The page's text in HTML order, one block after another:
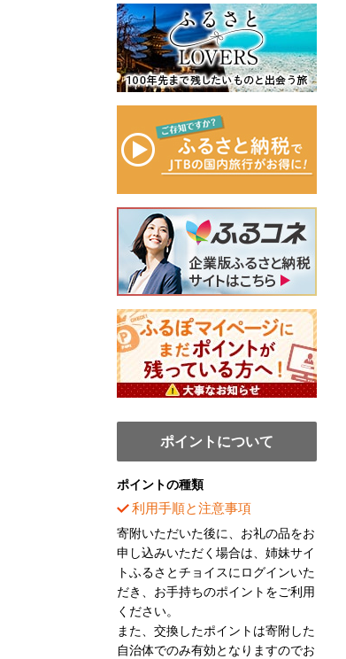
ポイントについて
ポイントの種類
利用手順と注意事項
寄附いただいた後に、お礼の品をお
申し込みいただく場合は、姉妹サイ
トふるさとチョイスにログインいた
だき、お手持ちのポイントをご利用
ください。
また、交換したポイントは寄附した
自治体でのみ有効となりますのでお